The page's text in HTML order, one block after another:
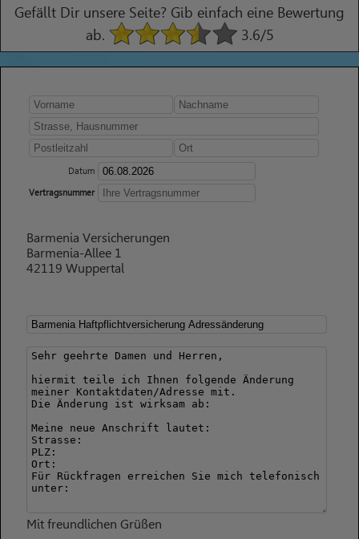
Gefällt Dir unsere Seite? Gib einfach eine Bewertung
ab.
3.6/5
Datum
Vertragsnummer
Barmenia Versicherungen
Barmenia-Allee 1
42119 Wuppertal
Mit freundlichen Grüßen